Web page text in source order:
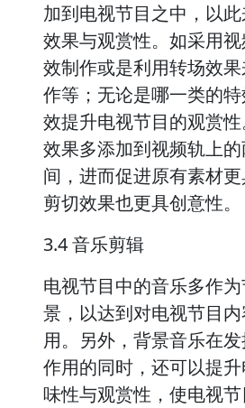
加到电视节目之中，以
效果与观赏性。如采用
效制作或是利用转场效
作等；无论是哪一类的
效提升电视节目的观赏
效果多添加到视频轨上
间，进而促进原有素材
剪切效果也更具创意性。
3.4 音乐剪辑
电视节目中的音乐多作
景，以达到对电视节目
用。另外，背景音乐在
作用的同时，还可以提
味性与观赏性，使电视